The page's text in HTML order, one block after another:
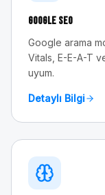
Google SEO
Google arama
Vitals, E-E-A-T
uyum.
Detaylı Bilgi